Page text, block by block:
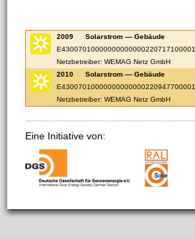
2009 Solarstrom — Gebäude
E43007010000000000000220717100001
Netzbetreiber: WEMAG Netz GmbH
2010
Solarstrom — Gebäude
E43007010000000000000220947700001
Netzbetreiber: WEMAG Netz GmbH
Eine Initiative von: